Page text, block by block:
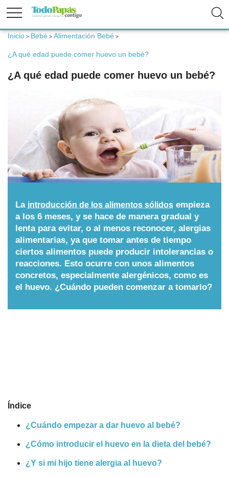
Embarazo
Niños
Padres
Calculadoras
Nombres
Cuentos
Inicio > Bebé > Alimentación Bebé >
¿A qué edad puede comer huevo un bebé?
¿A qué edad puede comer huevo un bebé?
La introducción de los alimentos sólidos empieza
a los 6 meses, y se hace de manera gradual y
lenta para evitar, o al menos reconocer, alergias
alimentarias, ya que tomar antes de tiempo
ciertos alimentos puede producir intolerancias o
reacciones. Esto ocurre con unos alimentos
concretos, especialmente alergénicos, como es
el huevo. ¿Cuándo pueden comenzar a tomarlo?
Índice
¿Cuándo empezar a dar huevo al bebé?
¿Cómo introducir el huevo en la dieta del bebé?
¿Y si mi hijo tiene alergia al huevo?